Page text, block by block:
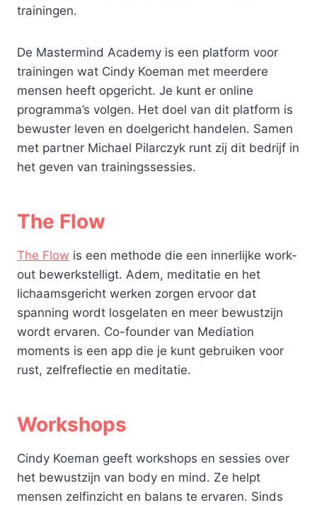
trainingen.
De Mastermind Academy is een platform voor
trainingen wat Cindy Koeman met meerdere
mensen heeft opgericht. Je kunt er online
programma’s volgen. Het doel van dit platform is
bewuster leven en doelgericht handelen. Samen
met partner Michael Pilarczyk runt zij dit bedrijf in
het geven van trainingssessies.
The Flow
The Flow is een methode die een innerlijke work-
out bewerkstelligt. Adem, meditatie en het
lichaamsgericht werken zorgen ervoor dat
spanning wordt losgelaten en meer bewustzijn
wordt ervaren. Co-founder van Mediation
moments is een app die je kunt gebruiken voor
rust, zelfreflectie en meditatie.
Workshops
Cindy Koeman geeft workshops en sessies over
het bewustzijn van body en mind. Ze helpt
mensen zelfinzicht en balans te ervaren. Sinds